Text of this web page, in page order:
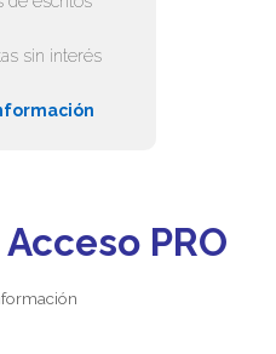
sin interés
PRO